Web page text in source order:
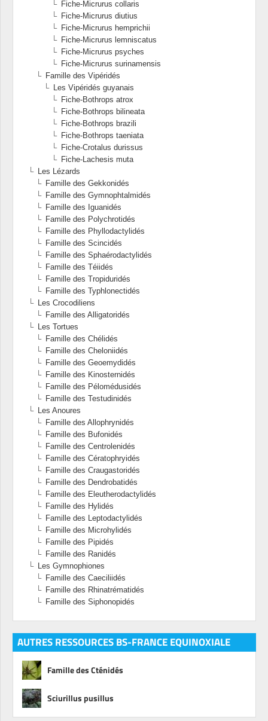
Fiche-Micrurus collaris
Fiche-Micrurus diutius
Fiche-Micrurus hemprichii
Fiche-Micrurus lemniscatus
Fiche-Micrurus psyches
Fiche-Micrurus surinamensis
Famille des Vipéridés
Les Vipéridés guyanais
Fiche-Bothrops atrox
Fiche-Bothrops bilineata
Fiche-Bothrops brazili
Fiche-Bothrops taeniata
Fiche-Crotalus durissus
Fiche-Lachesis muta
Les Lézards
Famille des Gekkonidés
Famille des Gymnophtalmidés
Famille des Iguanidés
Famille des Polychrotidés
Famille des Phyllodactylidés
Famille des Scincidés
Famille des Sphaérodactylidés
Famille des Téiidés
Famille des Tropiduridés
Famille des Typhlonectidés
Les Crocodiliens
Famille des Alligatoridés
Les Tortues
Famille des Chélidés
Famille des Cheloniidés
Famille des Geoemydidés
Famille des Kinosternidés
Famille des Pélomédusidés
Famille des Testudinidés
Les Anoures
Famille des Allophrynidés
Famille des Bufonidés
Famille des Centrolenidés
Famille des Cératophryidés
Famille des Craugastoridés
Famille des Dendrobatidés
Famille des Eleutherodactylidés
Famille des Hylidés
Famille des Leptodactylidés
Famille des Microhylidés
Famille des Pipidés
Famille des Ranidés
Les Gymnophiones
Famille des Caeciliidés
Famille des Rhinatrématidés
Famille des Siphonopidés
AUTRES RESSOURCES BS-FRANCE EQUINOXIALE
Famille des Cténidés
Sciurillus pusillus